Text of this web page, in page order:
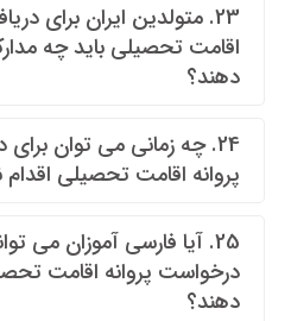
23. متولدین ایران برای
اقامت تحصیلی باید چه
دهند؟
24. چه زمانی می توان برای
پروانه اقامت تحصیلی اقدام
25. آیا فارسی آموزان می
درخواست پروانه اقامت
دهند؟